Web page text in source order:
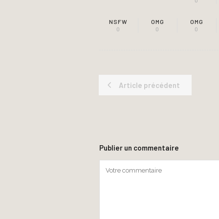
NSFW
0
OMG
0
OMG
0
Article précédent
Publier un commentaire